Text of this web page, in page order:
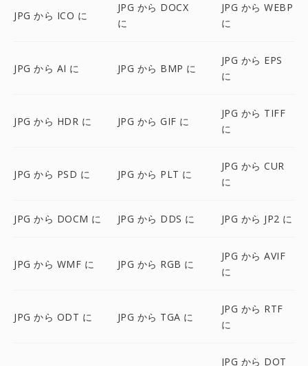
JPG から ICO に
JPG から DOCX
に
JPG から WEBP
に
JPG から AI に JPG から BMP に
JPG から EPS
に
JPG から HDR に JPG から GIF に
JPG から TIFF
に
JPG から PSD に JPG から PLT に
JPG から CUR
に
JPG から DOCM に JPG から DDS に JPG から JP2 に
JPG から WMF に JPG から RGB に
JPG から AVIF
に
JPG から ODT に JPG から TGA に
JPG から RTF
に
JPG から DOT